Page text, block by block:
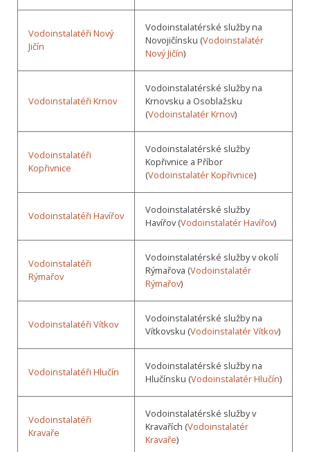
Vodoinstalatéři Nový
Jičín
Vodoinstalatérské služby na
Novojičínsku (Vodoinstalatér
Nový Jičín)
Vodoinstalatéři Krnov
Vodoinstalatérské služby na
Krnovsku a Osoblažsku
(Vodoinstalatér Krnov)
Vodoinstalatéři
Kopřivnice
Vodoinstalatérské služby
Kopřivnice a Příbor
(Vodoinstalatér Kopřivnice)
Vodoinstalatéři Havířov
Vodoinstalatérské služby
Havířov (Vodoinstalatér Havířov)
Vodoinstalatéři
Rýmařov
Vodoinstalatérské služby v okolí
Rýmařova (Vodoinstalatér
Rýmařov)
Vodoinstalatéři Vítkov
Vodoinstalatérské služby na
Vítkovsku (Vodoinstalatér Vítkov)
Vodoinstalatéři Hlučín
Vodoinstalatérské služby na
Hlučínsku (Vodoinstalatér Hlučín)
Vodoinstalatéři
Kravaře
Vodoinstalatérské služby v
Kravařích (Vodoinstalatér
Kravaře)